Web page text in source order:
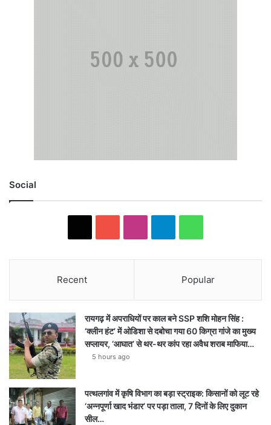
Social
Recent Popular
रायगढ़ में अपराधियों पर काल बने SSP शशि मोहन सिंह :
‘क्लीन हंट’ में ओडिशा से दबोचा गया 60 किग्रा गांजे का मुख्य
सप्लायर, ‘आघात’ से थर-थर कांप रहा अवैध शराब माफिया…
5 hours ago
पत्थलगांव में कृषि विभाग का बड़ा स्ट्राइक: किसानों को लूट रहे
‘अन्नपूर्णा खाद भंडार’ पर पड़ा ताला, 7 दिनों के लिए दुकान
सील…